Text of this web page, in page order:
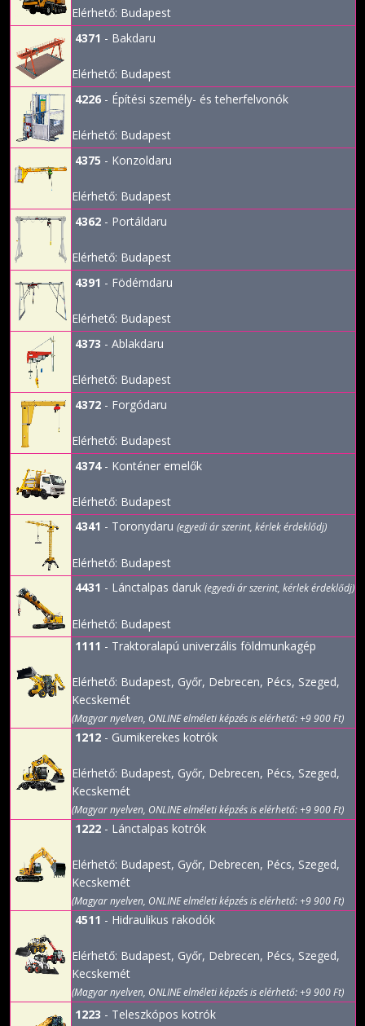
Elérhető: Budapest
4371 - Bakdaru
Elérhető: Budapest
4226- Építési személy- és teherfelvonók
Elérhető: Budapest
4375 - Konzoldaru
Elérhető: Budapest
4362- Portáldaru
Elérhető: Budapest
4391 - Födémdaru
Elérhető: Budapest
4373 - Ablakdaru
Elérhető: Budapest
4372- Forgódaru
Elérhető: Budapest
4374- Konténer emelők
Elérhető: Budapest
4341 - Toronydaru (egyedi ár szerint, kérlek érdeklődj)
Elérhető: Budapest
4431 - Lánctalpas daruk (egyedi ár szerint, kérlek érdeklődj)
Elérhető: Budapest
1111 - Traktoralapú univerzális földmunkagép
Elérhető: Budapest, Győr, Debrecen, Pécs, Szeged,
Kecskemét
(Magyar nyelven, ONLINE elméleti képzés is elérhető: +9 900 Ft)
1212- Gumikerekes kotrók
Elérhető: Budapest, Győr, Debrecen, Pécs, Szeged,
Kecskemét
(Magyar nyelven, ONLINE elméleti képzés is elérhető: +9 900 Ft)
1222- Lánctalpas kotrók
Elérhető: Budapest, Győr, Debrecen, Pécs, Szeged,
Kecskemét
(Magyar nyelven, ONLINE elméleti képzés is elérhető: +9 900 Ft)
4511 - Hidraulikus rakodók
Elérhető: Budapest, Győr, Debrecen, Pécs, Szeged,
Kecskemét
(Magyar nyelven, ONLINE elméleti képzés is elérhető: +9 900 Ft)
1223 - Teleszkópos kotrók